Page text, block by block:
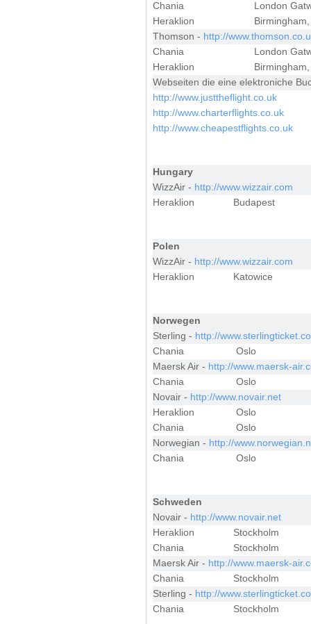
Chania
London
Heraklion
Thomson - http://
Chania
London
Heraklion
Webseiten die eine elektroniche
http://www.justtheflight.co.uk
http://www.charterflights.co.uk
http://www.cheapestflights.co.uk
Hungary
WizzAir - http://www.wizzair.com
Heraklion
Budapest
Polen
WizzAir - http://www.wizzair.com
Heraklion
Katowice
Norwegen
Sterling - http://
Chania
Oslo
Maersk Air - http://www.maersk-
Chania
Oslo
Novair - http://www.novair.net
Heraklion
Oslo
Chania
Oslo
Norwegian - http://
Chania
Oslo
Schweden
Novair - http://www.novair.net
Heraklion
Stockholm
Chania
Stockholm
Maersk Air - http://www.maersk-
Chania
Stockholm
Sterling - http://
Chania
Stockholm